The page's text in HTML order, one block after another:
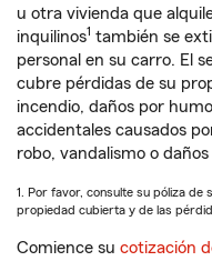
u otra vivienda que
inquilinos1 también se
personal en su carro. El
cubre pérdidas de su
incendio, daños por
accidentales causados
robo, vandalismo o
1. Por favor, consulte su póliza de
propiedad cubierta y de las
Comience su cotización